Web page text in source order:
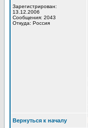
Зарегистрирован:
13.12.2006
Сообщения: 2043
Откуда: Россия
Вернуться к началу